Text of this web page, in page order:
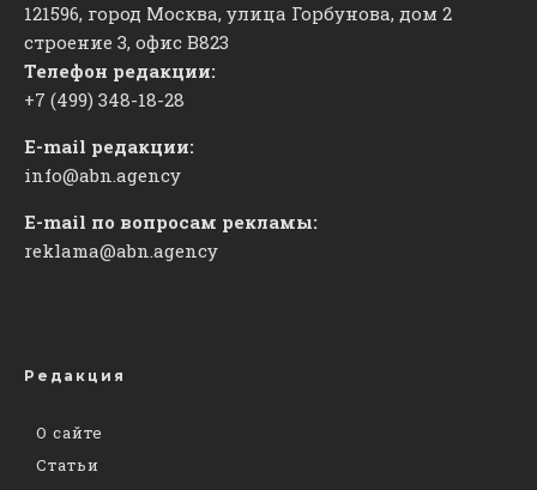
121596, город Москва, улица Горбунова, дом 2
строение 3, офис ​В823
Телефон редакции:
+7 (499) 348-18-28
E-mail редакции:
info@abn.agency
E-mail по вопросам рекламы:
reklama@abn.agency
Редакция
О сайте
Статьи